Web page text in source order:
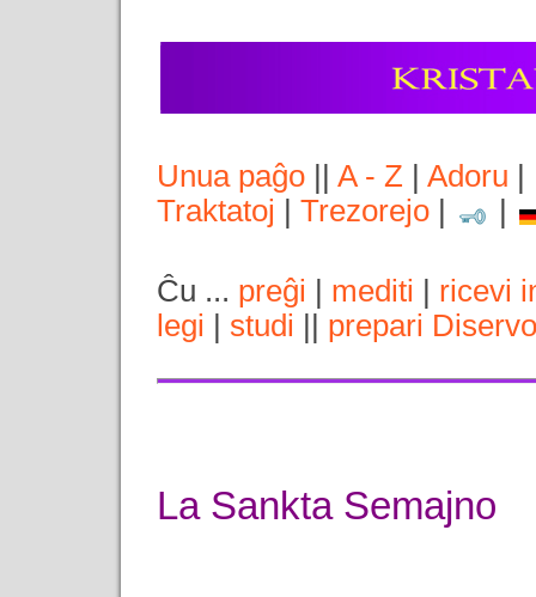
Unua paĝo ||A - Z |Adoru
Traktatoj |Trezorejo
Ĉu ... preĝi mediti
ricevi
legi
studi prepari
La Sankta Semajno